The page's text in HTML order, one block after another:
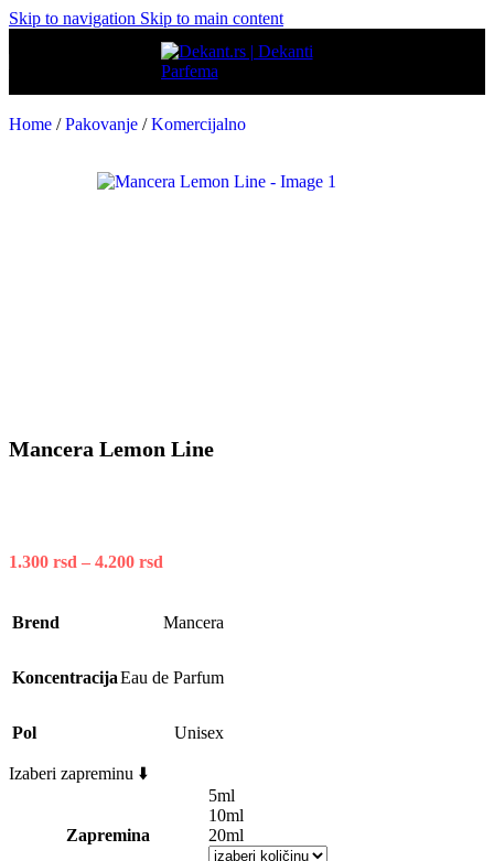
Skip to navigation Skip to main content
Home / Pakovanje / Komercijalno
Mancera Lemon Line
1.300 rsd – 4.200 rsd
Brend Mancera
KoncentracijaEau de Parfum
Pol Unisex
Izaberi zapreminu ⬇️
Zapremina
5ml
10ml
20ml